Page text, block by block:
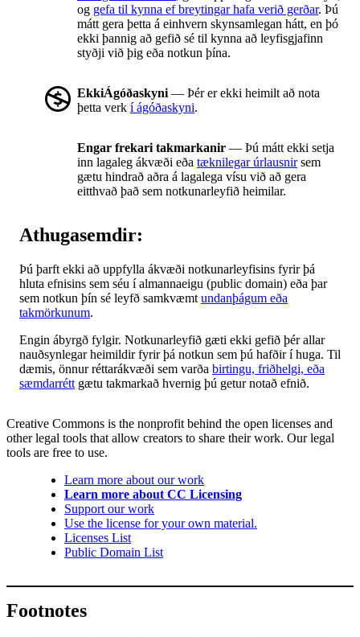
og gefa til kynna ef breytingar hafa verið gerðar. Þú
mátt gera þetta á einhvern skynsamlegan hátt, en þó
ekki þannig að gefið sé til kynna að leyfisgjafinn
styðji við þig eða notkun þína.
EkkiÁgóðaskyni — Þér er ekki heimilt að nota
þetta verk í ágóðaskyni.
Engar frekari takmarkanir — Þú mátt ekki setja
inn lagaleg ákvæði eða tæknilegar úrlausnirsem
gætu hindrað aðra á lagalega vísu við að gera
eitthvað það sem notkunarleyfið heimilar.
Athugasemdir:
Þú þarft ekki að uppfylla ákvæði notkunarleyfisins fyrir þá
hluta efnisins sem séu í almannaeigu (public domain) eða þar
sem notkun þín sé leyfð samkvæmt undanþágum eða
takmörkunum.
Engin ábyrgð fylgir. Notkunarleyfið gæti ekki gefið þér allar
nauðsynlegar heimildir fyrir þá notkun sem þú hafðir í huga. Til
dæmis, önnur réttarákvæði sem varða birtingu, friðhelgi, eða
sæmdarrétt gætu takmarkað hvernig þú getur notað efnið.
Creative Commons is the nonprofit behind the open licenses and
other legal tools that allow creators to share their work. Our legal
tools are free to use.
Learn more about our work
Learn more about CC Licensing
Support our work
Use the license for your own material.
Licenses List
Public Domain List
Footnotes